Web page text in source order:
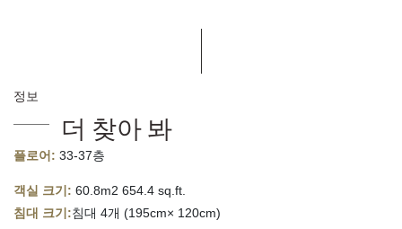
정보
더 찾아 봐
플로어: 33-37층
객실 크기: 60.8m2 654.4 sq.ft.
침대 크기:침대 4개 (195cm× 120cm)